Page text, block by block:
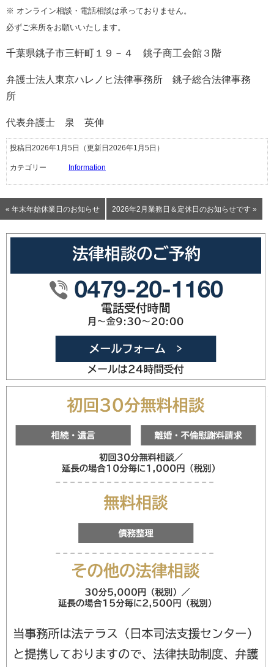
※ オンライン相談・電話相談は承っておりません。
必ずご来所をお願いいたします。
千葉県銚子市三軒町１９－４ 銚子商工会館３階
弁護士法人東京ハレノヒ法律事務所 銚子総合法律事務
所
代表弁護士 泉 英伸
投稿日2026年1月5日 （更新日2026年1月5日）
カテゴリー Information
« 年末年始休業日のお知らせ 2026年2月業務日＆定休日のお知らせです »